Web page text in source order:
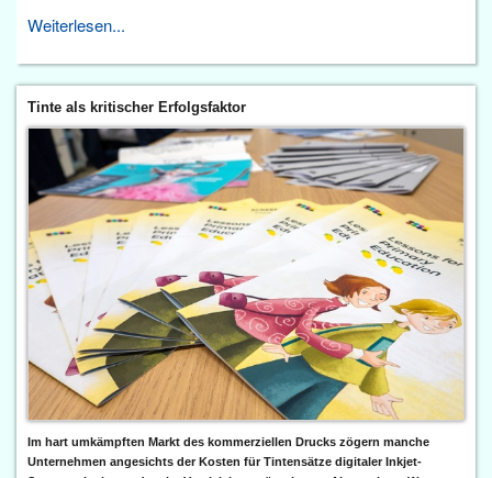
Weiterlesen...
Tinte als kritischer Erfolgsfaktor
Im hart umkämpften Markt des kommerziellen Drucks zögern manche
Unternehmen angesichts der Kosten für Tintensätze digitaler Inkjet-